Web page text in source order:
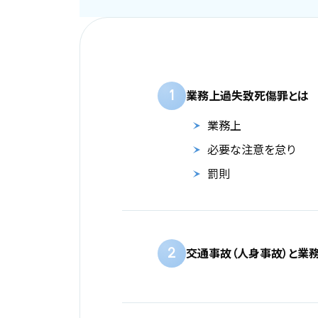
1
業務上過失致死傷罪とは
業務上
必要な注意を怠り
罰則
2 交通事故（人身事故）と